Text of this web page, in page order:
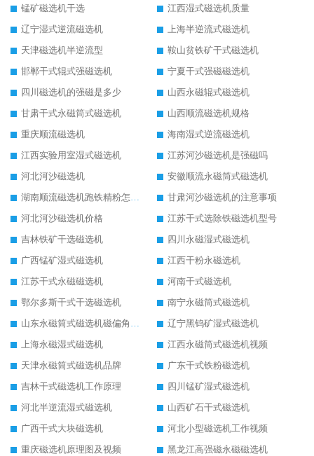
锰矿磁选机干选
江西湿式磁选机质量
辽宁湿式逆流磁选机
上海半逆流式磁选机
天津磁选机半逆流型
鞍山贫铁矿干式磁选机
邯郸干式辊式强磁选机
宁夏干式强磁磁选机
四川磁选机的强磁是多少
山西永磁辊式磁选机
甘肃干式永磁筒式磁选机
山西顺流磁选机规格
重庆顺流磁选机
海南湿式逆流磁选机
江西实验用室湿式磁选机
江苏河沙磁选机是强磁吗
河北河沙磁选机
安徽顺流永磁筒式磁选机
湖南顺流磁选机跑铁精粉怎么处理
甘肃河沙磁选机的注意事项
河北河沙磁选机价格
江苏干式选除铁磁选机型号
吉林铁矿干选磁选机
四川永磁湿式磁选机
广西锰矿湿式磁选机
江西干粉永磁选机
江苏干式永磁磁选机
河南干式磁选机
鄂尔多斯干式干选磁选机
南宁永磁筒式磁选机
山东永磁筒式磁选机磁偏角怎么调整
辽宁黑钨矿湿式磁选机
上海永磁湿式磁选机
江西永磁筒式磁选机视频
天津永磁筒式磁选机品牌
广东干式铁粉磁选机
吉林干式磁选机工作原理
四川锰矿湿式磁选机
河北半逆流湿式磁选机
山西矿石干式磁选机
广西干式大块磁选机
河北小型磁选机工作视频
重庆磁选机原理图及视频
黑龙江高强磁永磁磁选机